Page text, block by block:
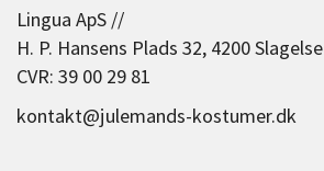
Lingua ApS //
H. P. Hansens Plads 32, 4200 Slagelse
CVR: 39 00 29 81
kontakt@julemands-kostumer.dk